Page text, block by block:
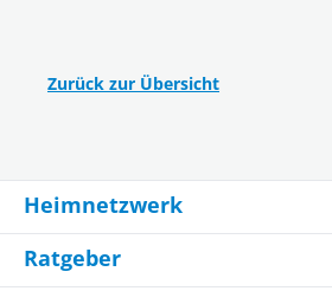
Zurück zur Übersicht
Heimnetzwerk
Ratgeber